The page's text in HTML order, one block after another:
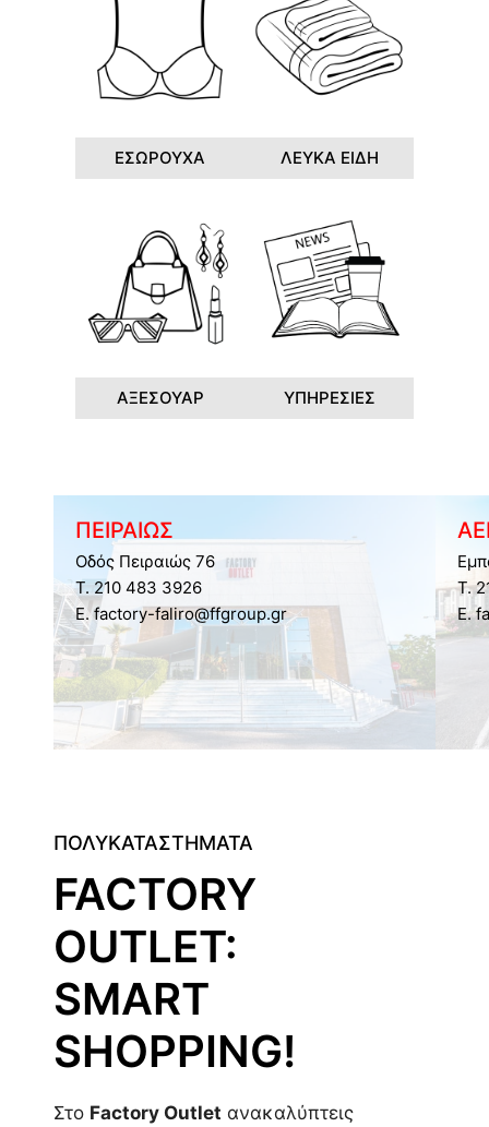
ΕΣΩΡΟΥΧΑ ΛΕΥΚΑ ΕΙΔΗ
ΑΞΕΣΟΥΑΡ ΥΠΗΡΕΣΙΕΣ
ΠΟΛΥΚΑΤΑΣΤΗΜΑΤΑ
FACTORY
OUTLET:
SMART
SHOPPING!
Στο Factory Outlet ανακαλύπτεις
ΠΕΙΡΑΙΩΣ
Οδός Πειραιώς 76
Τ. 210 483 3926
E. factory-faliro@ffgroup.gr
Τ.
E.